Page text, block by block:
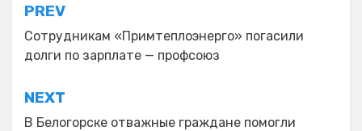
Навигация
по
записям
PREV
Сотрудникам «Примтеплоэнерго» погасили
долги по зарплате — профсоюз
NEXT
В Белогорске отважные граждане помогли